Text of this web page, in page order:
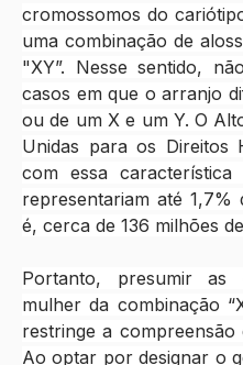
cromossomos do
uma combinação de
"XY”. Nesse sentido,
casos em que o arranjo
ou de um X e um Y. O
Unidas para os Direitos
com essa
representariam até 1,7%
é, cerca de 136 milhões
Portanto, presumir as
mulher da combinação
restringe a
Ao optar por designar o